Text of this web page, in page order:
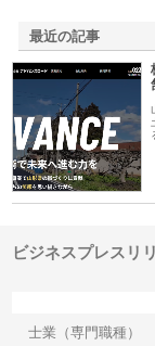
最近の記事
ビジネスプレスリ
士業（専門職種）